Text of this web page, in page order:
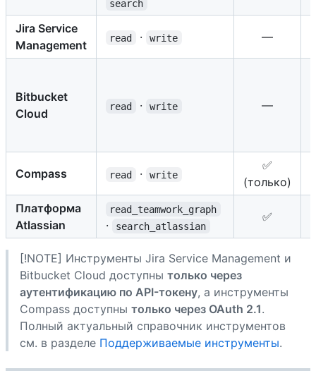
search
Jira Service
Management
read · write —
Bitbucket
Cloud
read · write —
Compass read · write
✅
(только)
Платформа
Atlassian
read_teamwork_graph
· search_atlassian
✅
[!NOTE] Инструменты Jira Service Management и
Bitbucket Cloud доступны только через
аутентификацию по API-токену, а инструменты
Compass доступны только через OAuth 2.1.
Полный актуальный справочник инструментов
см. в разделе Поддерживаемые инструменты.